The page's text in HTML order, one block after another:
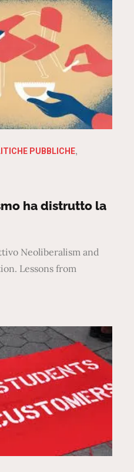
PUBBLICHE
ha distrutto la
Neoliberalism and
Lessons from